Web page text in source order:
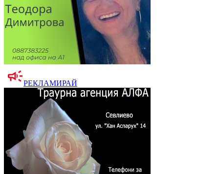
РЕКЛАМИРАЙ